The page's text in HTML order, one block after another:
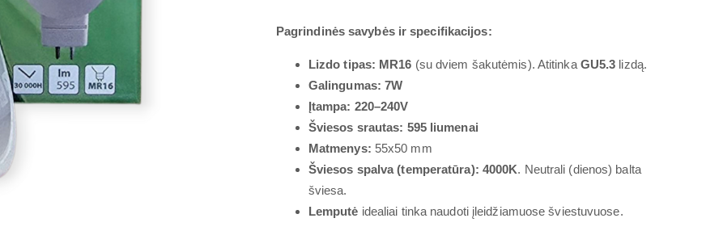
Pagrindinės savybės ir specifikacijos:
Lizdo tipas: MR16 (su dviem šakutėmis). Atitinka GU5.3 lizdą.
Galingumas: 7W
Įtampa: 220–240V
Šviesos srautas: 595 liumenai
Matmenys: 55x50 mm
Šviesos spalva (temperatūra): 4000K. Neutrali (dienos) balta
šviesa.
Lemputė idealiai tinka naudoti įleidžiamuose šviestuvuose.